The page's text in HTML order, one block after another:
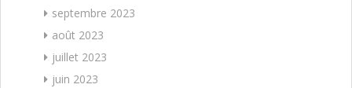
septembre 2023
août 2023
juillet 2023
juin 2023